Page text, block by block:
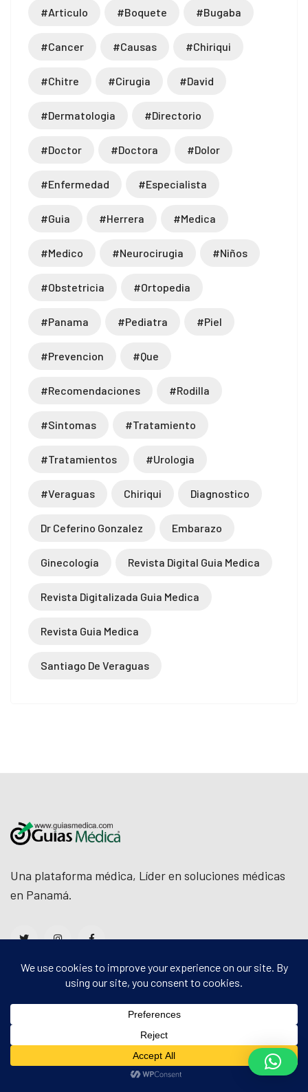
#articulo #boquete #bugaba
#cancer #causas #chiriqui
#chitre #cirugia #david
#dermatologia #directorio
#doctor #doctora #dolor
#enfermedad #especialista
#guia #herrera #medica
#medico #neurocirugia #niños
#obstetricia #ortopedia
#panama #pediatra #piel
#prevencion #que
#recomendaciones #rodilla
#sintomas #tratamiento
#tratamientos #urologia
#veraguas Chiriqui Diagnostico
Dr Ceferino Gonzalez Embarazo
Ginecología Revista Digital Guia Medica
Revista Digitalizada Guia Medica
Revista Guia Medica
Santiago De Veraguas
Una plataforma médica, Líder en soluciones médicas
en Panamá.
Sobre Nosotros
Listado